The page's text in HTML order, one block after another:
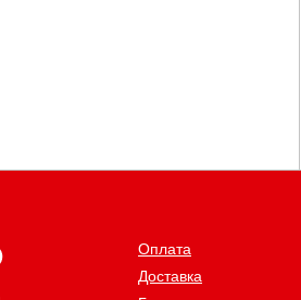
Оплата
Доставка